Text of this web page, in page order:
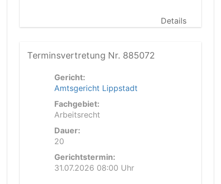
Details
Terminsvertretung Nr. 885072
Gericht:
Amtsgericht Lippstadt
Fachgebiet:
Arbeitsrecht
Dauer:
20
Gerichtstermin:
31.07.2026 08:00 Uhr